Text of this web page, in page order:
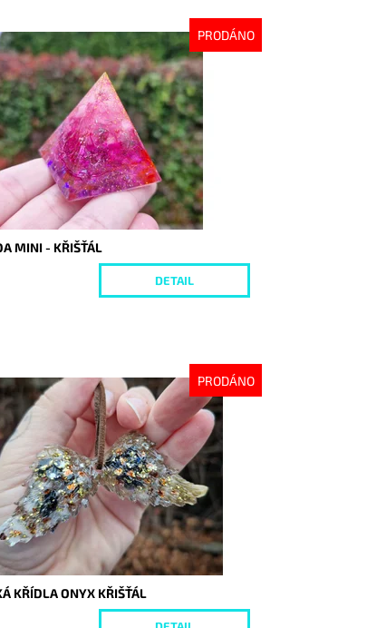
PRODÁNO
Vyprodáno
9934
MINI - KŘIŠŤÁL
DETAIL
PRODÁNO
Vyprodáno
10004
KŘÍDLA ONYX KŘIŠŤÁL